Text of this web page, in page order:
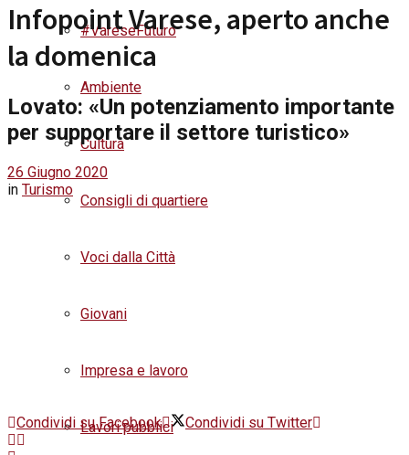
#VareseFuturo
Ambiente
Cultura
Consigli di quartiere
Voci dalla Città
Giovani
Impresa e lavoro
Lavori pubblici
Infopoint Varese, aperto anche
la domenica
Lovato: «Un potenziamento importante
per supportare il settore turistico»
26 Giugno 2020
in Turismo
Condividi su Facebook Condividi su Twitter